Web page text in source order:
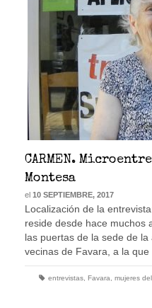
CARMEN.
Montesa
el 10 SEPTIEMBRE, 2017
Localización de la
reside desde hace muchos
las puertas de la sede de
vecinas de Favara, a la que
entrevistas Favara mujeres